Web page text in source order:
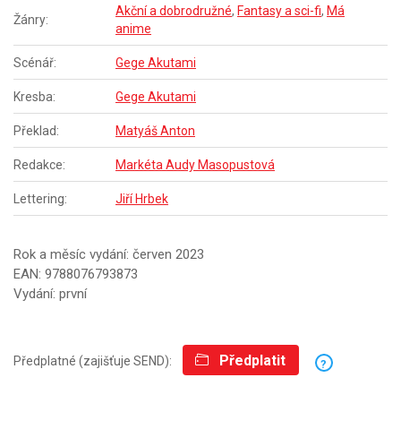
Žánry:
Akční a dobrodružné, Fantasy a sci-fi, Má
anime
Scénář: Gege Akutami
Kresba: Gege Akutami
Překlad: Matyáš Anton
Redakce: Markéta Audy Masopustová
Lettering: Jiří Hrbek
Rok a měsíc vydání: červen 2023
EAN: 9788076793873
Vydání: první
Předplatné (zajišťuje SEND): Předplatit ?